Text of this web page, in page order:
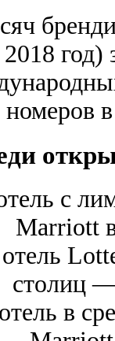
год)
с
Marriott
столиц
в